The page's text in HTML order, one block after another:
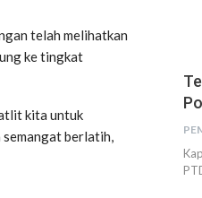
telah melihatkan
ke tingkat
kita untuk
semangat berlatih,